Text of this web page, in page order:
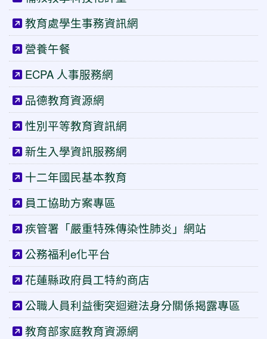
教育處學生事務資訊網
營養午餐
ECPA 人事服務網
品德教育資源網
性別平等教育資訊網
新生入學資訊服務網
十二年國民基本教育
員工協助方案專區
疾管署「嚴重特殊傳染性肺炎」網站
公務福利e化平台
花蓮縣政府員工特約商店
公職人員利益衝突迴避法身分關係揭露專區
教育部家庭教育資源網